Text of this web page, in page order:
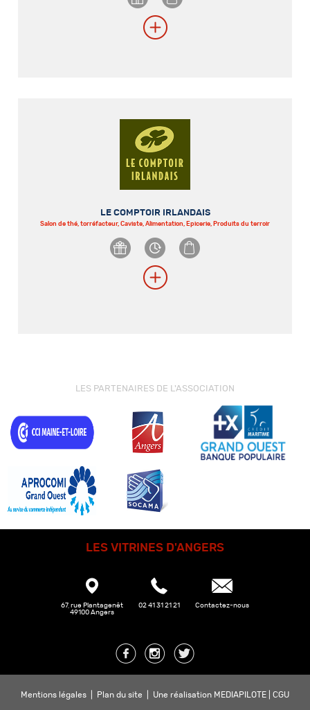
LE COMPTOIR IRLANDAIS
Salon de thé, torréfacteur, Caviste, Alimentation, Epicerie, Produits du terroir
LES PARTENAIRES DE L'ASSOCIATION
LES VITRINES D'ANGERS
67, rue Plantagenêt
49100 Angers
02 41 31 21 21 Contactez-nous
Mentions légales Plan du site Une réalisation MEDIAPILOTE CGU